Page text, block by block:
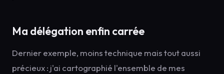
Ma délégation enfin carrée
Dernier exemple, moins technique mais tout aussi
précieux : j'ai cartographié l'ensemble de mes